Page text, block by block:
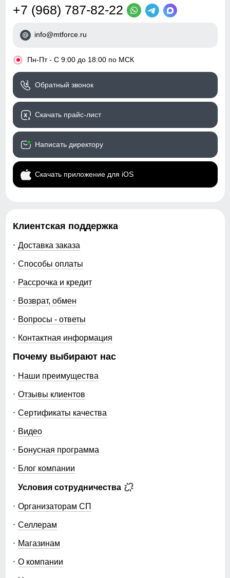
+7 (968) 787-82-22
info@mtforce.ru
• Пн-Пт - С 9:00 до 18:00 по МСК
Обратный звонок
Скачать прайс-лист
Написать директору
Скачать приложение для iOS
Клиентская поддержка
Доставка заказа
Способы оплаты
Рассрочка и кредит
Возврат, обмен
Вопросы - ответы
Контактная информация
Почему выбирают нас
Наши преимущества
Отзывы клиентов
Сертификаты качества
Видео
Бонусная программа
Блог компании
Условия сотрудничества
Организаторам СП
Селлерам
Магазинам
О компании